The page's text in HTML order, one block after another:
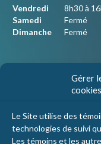
Gérer
cookies
Le Site utilise des
technologies de suivi
Les témoins et les
Vendredi
8h30 à
Samedi
Fermé
Dimanche
Fermé
Nous joindre
Saint-Mathieu-de-
J3G 0R2